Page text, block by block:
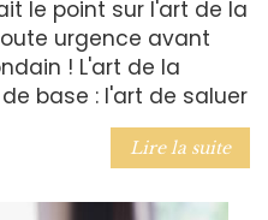
le point sur l'art de la
urgence avant
! L'art de la
base : l'art de saluer
Lire la suite